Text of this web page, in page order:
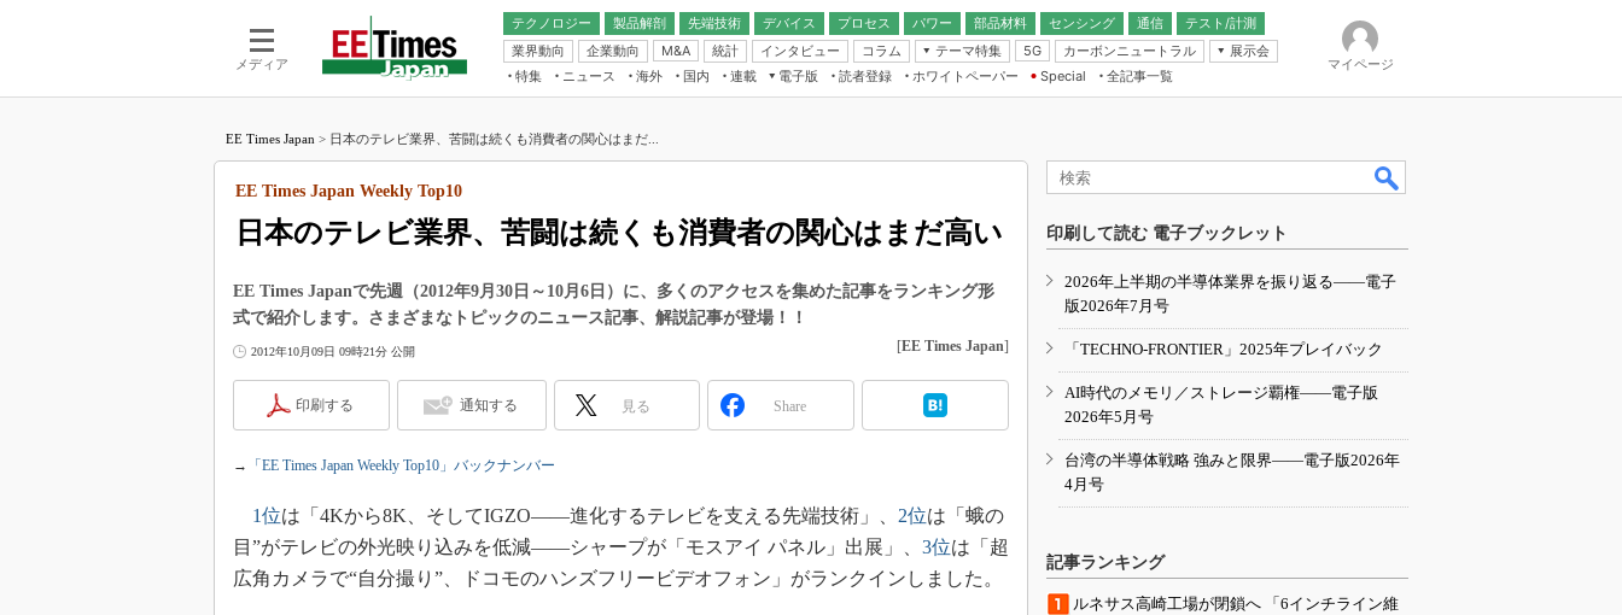
メディア
テクノロジー 製品解剖
先端技術
電池／エネルギー
デバイス
アナログ
マイコン
プロセス パワー 部品材料 センシング
通信
無線
テスト/計測
業界動向
企業動向 M&A 統計 インタビュー コラム
テーマ特集
フィジカルAI
読者調査（EE Times Research）
IoT
エレクトロニクス入門（EDN
Japan）
5G カーボンニュートラル
展示会
IoT・エッジコンピューティング
EXPO
TECHNO-FRONTIER
人とくるま展
特集 ニュース 海外 国内
連載
福田昭のデバイス通信
大山聡の業界スコープ
リタイア直前エンジニアの社会人大
学漂流記
踊るバズワード ～Behind the
この10年で起こったこと、次の10年
で起こること
製品分解で探るアジアの新トレンド
光伝送技術を知る
“異端児エンジニア”が仕掛けた社内
電子版
電子ブックレット
読者登録 ホワイトペーパー
Special
全記事一覧
マイページ
EE Times Japan > 日本のテレビ業界、苦闘は続くも消費者の関心はまだ...
日本のテレビ業界、苦闘は続くも消費者の関心はまだ高い
EE Times Japan Weekly Top10
EE Times Japanで先週（2012年9月30日～10月6日）に、多くのアクセスを集めた記事をランキング形
式で紹介します。さまざまなトピックのニュース記事、解説記事が登場！！
2012年10月09日 09時21分 公開 [EE Times Japan]
印刷する 通知する 見る Share
→ 「EE Times Japan Weekly Top10」バックナンバー
1位は「4Kから8K、そしてIGZO――進化するテレビを支える先端技術」、 2位は「蛾の
目”がテレビの外光映り込みを低減――シャープが「モスアイ パネル」出展」、 3位は「超
広角カメラで“自分撮り”、ドコモのハンズフリービデオフォン」がランクインしました。
印刷して読む 電子ブックレット
2026年上半期の半導体業界を振り返る――電子
版2026年7月号
「TECHNO-FRONTIER」2025年プレイバック
AI時代のメモリ／ストレージ覇権――電子版
2026年5月号
台湾の半導体戦略 強みと限界――電子版2026年
4月号
記事ランキング
ルネサス高崎工場が閉鎖へ 「6インチライン維